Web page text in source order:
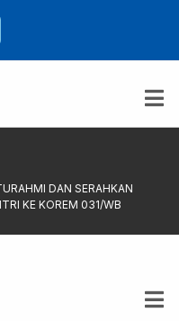
DAN SERAHKAN
KE KOREM 031/WB